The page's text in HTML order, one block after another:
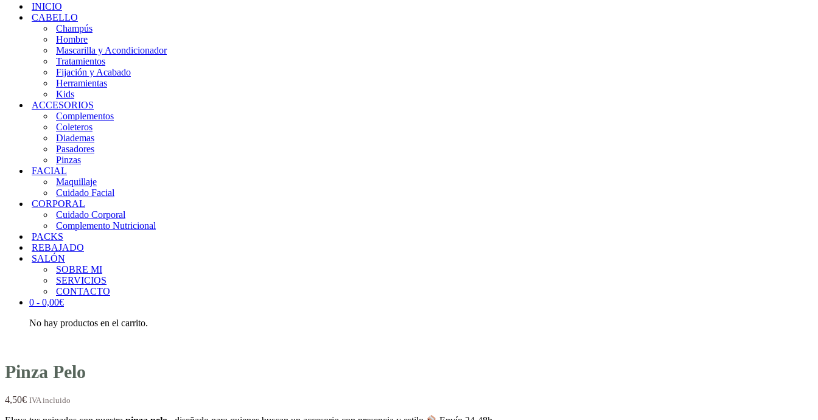
navegación
INICIO
CABELLO
Champús
Hombre
Mascarilla y Acondicionador
Tratamientos
Fijación y Acabado
Herramientas
Kids
ACCESORIOS
Complementos
Coleteros
Diademas
Pasadores
Pinzas
FACIAL
Maquillaje
Cuidado Facial
CORPORAL
Cuidado Corporal
Complemento Nutricional
PACKS
REBAJADO
SALÓN
SOBRE MI
SERVICIOS
CONTACTO
0 - 0,00€
No hay productos en el carrito.
Pinza Pelo
4,50€ IVA incluido